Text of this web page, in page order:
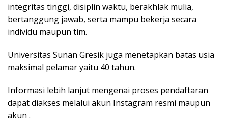
integritas tinggi, disiplin waktu, berakhlak mulia,
bertanggung jawab, serta mampu bekerja secara
individu maupun tim.
Universitas Sunan Gresik juga menetapkan batas usia
maksimal pelamar yaitu 40 tahun.
Informasi lebih lanjut mengenai proses pendaftaran
dapat diakses melalui akun Instagram resmi maupun
akun .